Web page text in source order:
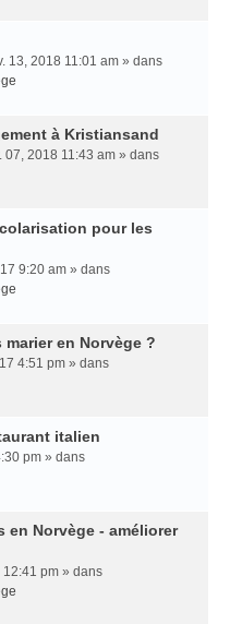
13, 2018 11:01 am » dans
à Kristiansand
07, 2018 11:43 am » dans
pour les
9:20 am » dans
en Norvège ?
4:51 pm » dans
italien
pm » dans
en Norvège - améliorer
pm » dans